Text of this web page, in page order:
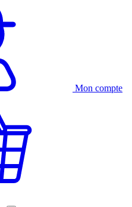
Mon compte